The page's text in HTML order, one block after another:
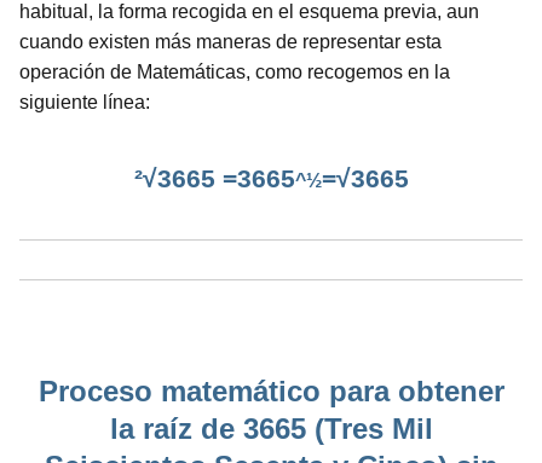
habitual, la forma recogida en el esquema previa, aun
cuando existen más maneras de representar esta
operación de Matemáticas, como recogemos en la
siguiente línea:
²√3665 =3665^½=√3665
Proceso matemático para obtener
la raíz de 3665 (Tres Mil